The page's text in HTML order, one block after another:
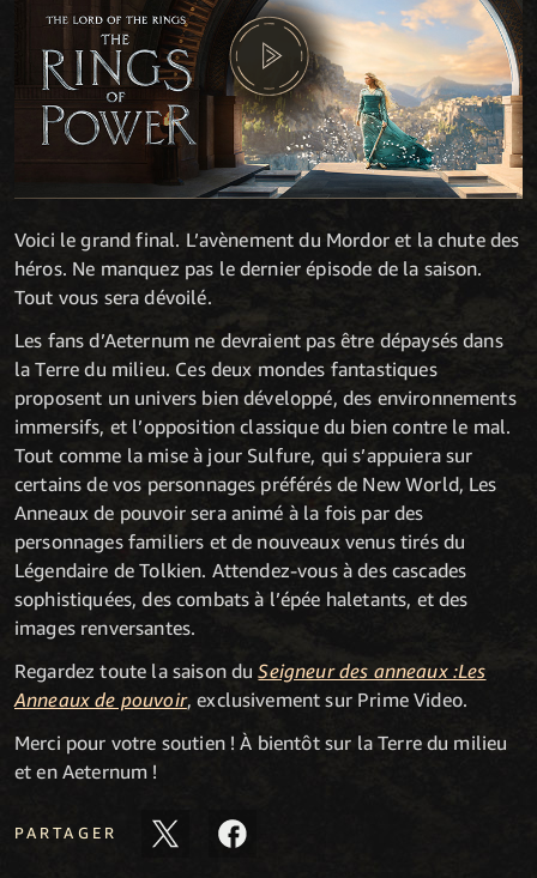
Voici le grand final. L’avènement du Mordor et la chute des
héros. Ne manquez pas le dernier épisode de la saison.
Tout vous sera dévoilé.
Les fans d’Aeternum ne devraient pas être dépaysés dans
la Terre du milieu. Ces deux mondes fantastiques
proposent un univers bien développé, des environnements
immersifs, et l’opposition classique du bien contre le mal.
Tout comme la mise à jour Sulfure, qui s’appuiera sur
certains de vos personnages préférés de New World, Les
Anneaux de pouvoir sera animé à la fois par des
personnages familiers et de nouveaux venus tirés du
Légendaire de Tolkien. Attendez-vous à des cascades
sophistiquées, des combats à l’épée haletants, et des
images renversantes.
Regardez toute la saison duSeigneur des anneaux :Les
Anneaux de pouvoir, exclusivement sur Prime Video.
Merci pour votre soutien ! À bientôt sur la Terre du milieu
et en Aeternum !
PARTAGER